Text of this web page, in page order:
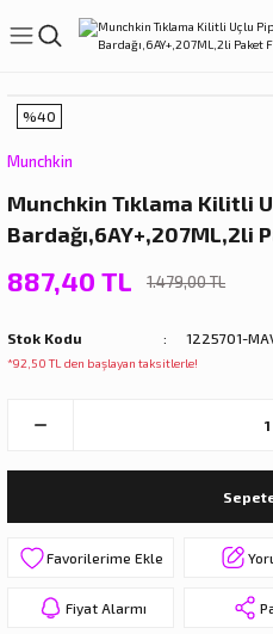
Geri Dön
Geri Dön
Suluklar
Geri Dön
Setleri
Geri Dön
Geri Dön
%40
Munchkin
Munchkin Tıklama Kilitli
Bardağı,6AY+,207ML,2li
887,40 TL 1.479,00 TL
Stok Kodu 1225701-
*92,50 TL den başlayan taksitlerle!
Fiyat Alarmı